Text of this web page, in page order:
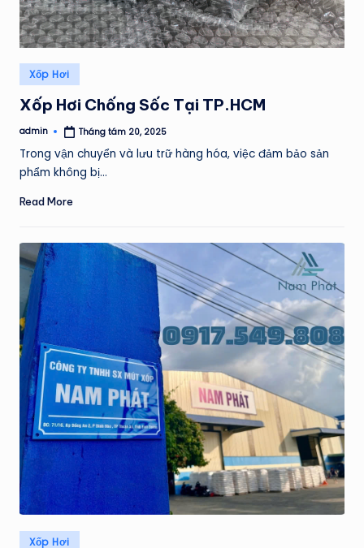
Posted
in
Xốp Hơi
Xốp Hơi Chống Sốc Tại TP.HCM
Posted
admin Tháng tám 20, 2025
Trong vận chuyển và lưu trữ hàng hóa, việc đảm bảo sản
phẩm không bị…
Read More
Posted
Xốp Hơi